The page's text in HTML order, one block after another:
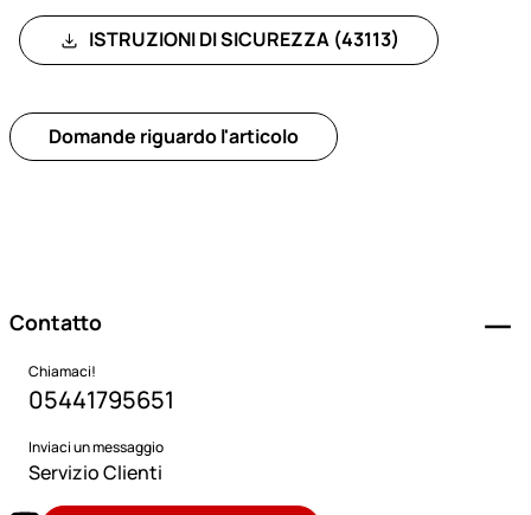
ISTRUZIONI DI SICUREZZA (43113)
Domande riguardo l'articolo
Contatto
Chiamaci!
05441795651
Inviaci un messaggio
Servizio Clienti